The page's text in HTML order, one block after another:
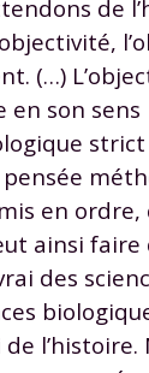
de
(…)
en son sens
en ordre,
ainsi
des
l’histoire.